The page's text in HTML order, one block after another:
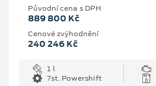
Původní cena s DPH
889 800 Kč
Cenové zvýhodnění
240 246 Kč
1 l
7st. Powershift